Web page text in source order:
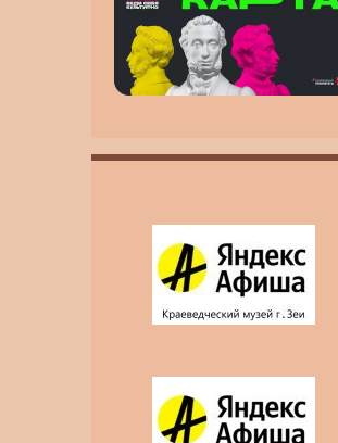
инвалидность MAX
MAX